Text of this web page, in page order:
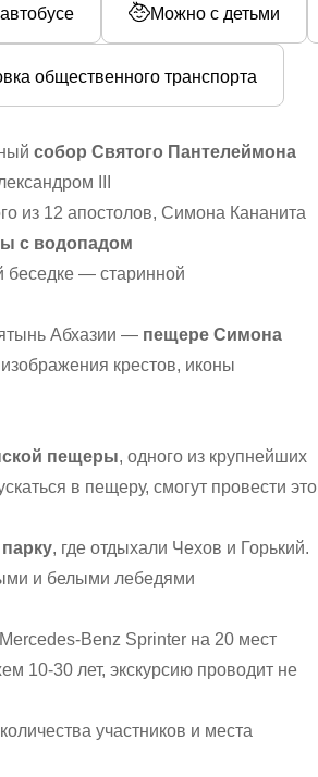
Можно с детьми
общественного транспорта
собор Святого Пантелеймона
III
из 12 апостолов, Симона Кананита
с водопадом
беседке — старинной
Абхазии — пещере Симона
крестов, иконы
пещеры, одного из крупнейших
в пещеру, смогут провести это
, где отдыхали Чехов и Горький.
и белыми лебедями
Benz Sprinter на 20 мест
10-30 лет, экскурсию проводит не
участников и места